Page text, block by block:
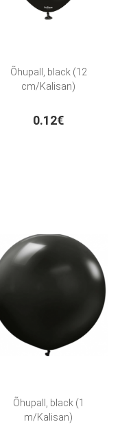
Õhupall, black (12
cm/Kalisan)
0.12€
Õhupall, black (1
m/Kalisan)